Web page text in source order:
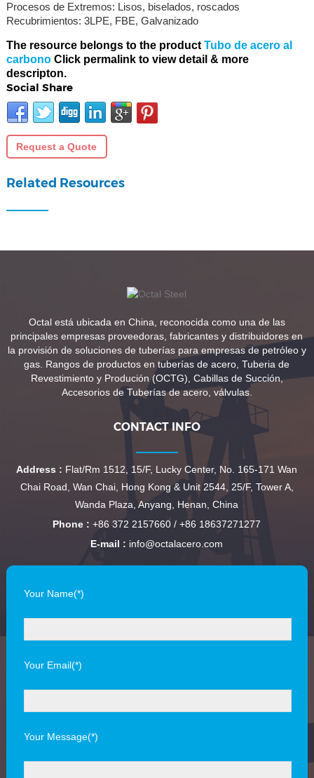
Procesos de Extremos: Lisos, biselados, roscados
Recubrimientos: 3LPE, FBE, Galvanizado
The resource belongs to the product Tubo de acero al
carbono Click permalink to view detail & more
descripton.
Social Share
Request a Quote
Related Resources
Octal está ubicada en China, reconocida como una de las
principales empresas proveedoras, fabricantes y distribuidores en
la provisión de soluciones de tuberías para empresas de petróleo y
gas. Rangos de productos en tuberías de acero, Tuberia de
Revestimiento y Produción (OCTG), Cabillas de Succión,
Accesorios de Tuberías de acero, válvulas.
CONTACT INFO
Address : Flat/Rm 1512, 15/F, Lucky Center, No. 165-171 Wan
Chai Road, Wan Chai, Hong Kong & Unit 2544, 25/F, Tower A,
Wanda Plaza, Anyang, Henan, China
Phone : +86 372 2157660 / +86 18637271277
E-mail : info@octalacero.com
Your Name(*)
Your Email(*)
Your Message(*)